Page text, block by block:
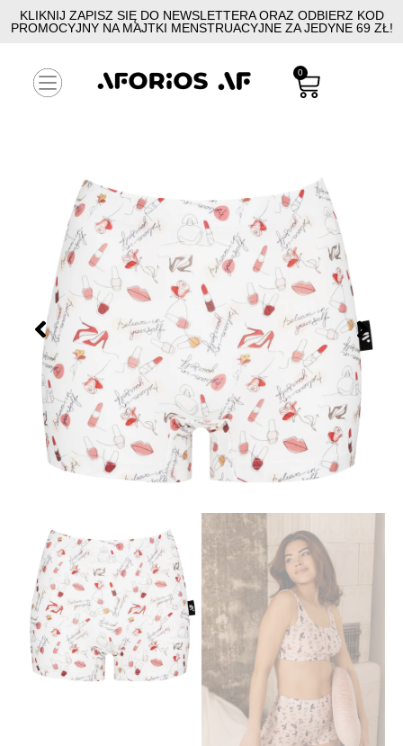
KLIKNIJ ZAPISZ SIĘ DO NEWSLETTERA ORAZ ODBIERZ KOD
PROMOCYJNY NA MAJTKI MENSTRUACYJNE ZA JEDYNE 69 ZŁ!
0